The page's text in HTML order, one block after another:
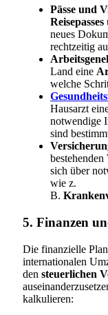
Pässe und
Reisepasses
neues
rechtzeitig
Land eine
welche
Hausarzt
notwendige
sind
bestehenden
sich über
wie z.
B.
5. Finanzen
Die finanzielle
internationalen
den steuerlichen
kalkulieren: